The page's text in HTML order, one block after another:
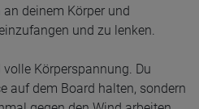
deinem Körper und
und zu lenken.
Körperspannung. Du
auf dem Board halten, sondern